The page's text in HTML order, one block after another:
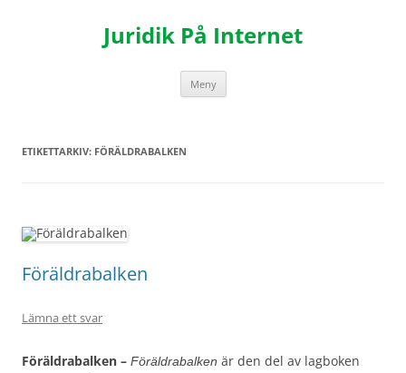
Juridik På Internet
Meny
ETIKETTARKIV: FÖRÄLDRABALKEN
Föräldrabalken
Lämna ett svar
Föräldrabalken – Föräldrabalken är den del av lagboken